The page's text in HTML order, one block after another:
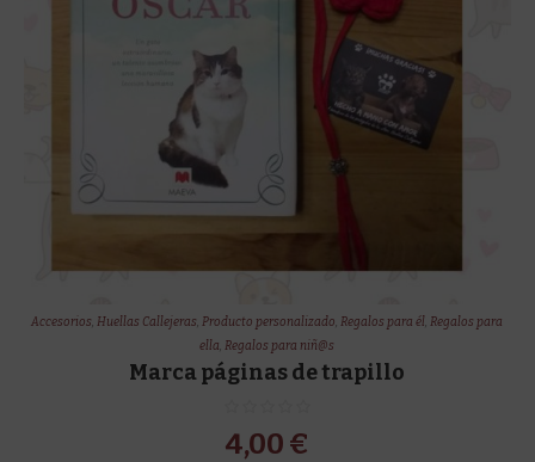
Accesorios,Huellas Callejeras,Producto personalizado,Regalos para él,Regalos para
ella,Regalos para niñ@s
Marca páginas de trapillo
4,00 €